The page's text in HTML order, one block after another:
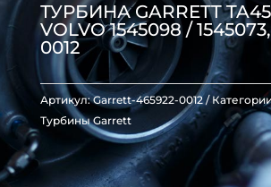
ТУРБИНА GARRETT
VOLVO 1545098 /
0012
Артикул:Garrett-465922-0012
Турбины Garrett